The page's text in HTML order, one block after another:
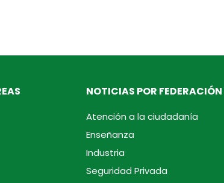
NOTICIAS POR FEDERACIÓN
Atención a la ciudadanía
Enseñanza
Industria
Seguridad Privada